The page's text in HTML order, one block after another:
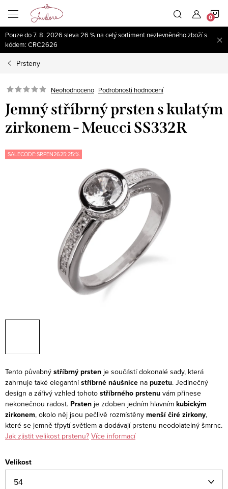
obsah
Pouze do 7. 8. 2026 sleva 26 % na celý sortiment nezlevněného zboží s
kódem: CRC2626
Prsteny
Neohodnoceno Podrobnosti hodnocení
Jemný stříbrný prsten s kulatým
zirkonem - Meucci SS332R
SALECODE:SRPEN2625:25:%
Tento půvabný stříbrný prsten je součástí dokonalé sady, která
zahrnuje také elegantnístříbrné náušnice na puzetu. Jedinečný
design a zářivý vzhled tohoto stříbrného prstenu vám přinese
nekonečnou radost. Prsten je zdoben jedním hlavním kubickým
zirkonem, okolo něj jsou pečlivě rozmístěny menší čiré zirkony,
které se jemně třpytí světlem a dodávají prstenu neodolatelný šmrnc.
Jak zjistit velikost prstenu? Více informací
Velikost